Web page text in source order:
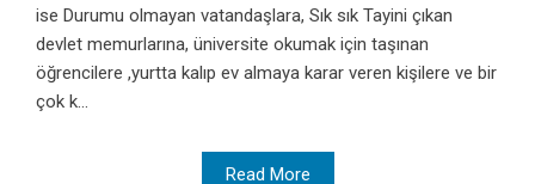
ise Durumu olmayan vatandaşlara, Sık sık Tayini çıkan
devlet memurlarına, üniversite okumak için taşınan
öğrencilere ,yurtta kalıp ev almaya karar veren kişilere ve bir
çok k...
Read More